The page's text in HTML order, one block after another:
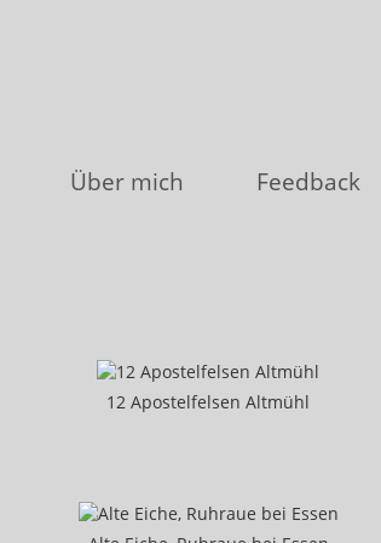
Über mich Feedback
12 Apostelfelsen Altmühl